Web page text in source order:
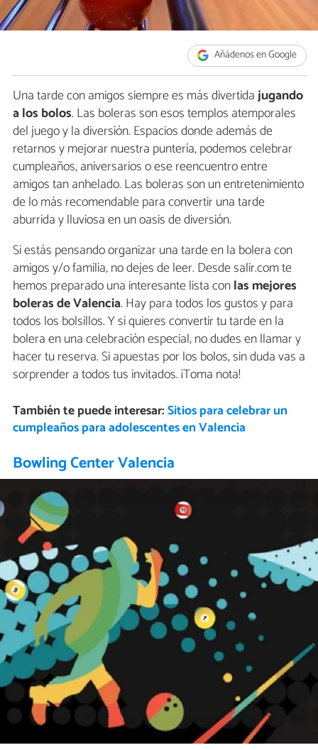
Añádenos en Google
Una tarde con amigos siempre es más divertidajugando
a los bolos. Las boleras son esos templos atemporales
del juego y la diversión. Espacios donde además de
retarnos y mejorar nuestra puntería, podemos celebrar
cumpleaños, aniversarios o ese reencuentro entre
amigos tan anhelado. Las boleras son un entretenimiento
de lo más recomendable para convertir una tarde
aburrida y lluviosa en un oasis de diversión.
Si estás pensando organizar una tarde en la bolera con
amigos y/o familia, no dejes de leer. Desde salir.com te
hemos preparado una interesante lista conlas mejores
boleras de Valencia. Hay para todos los gustos y para
todos los bolsillos. Y si quieres convertir tu tarde en la
bolera en una celebración especial, no dudes en llamar y
hacer tu reserva. Si apuestas por los bolos, sin duda vas a
sorprender a todos tus invitados. ¡Toma nota!
También te puede interesar:Sitios para celebrar un
cumpleaños para adolescentes en Valencia
Bowling Center Valencia